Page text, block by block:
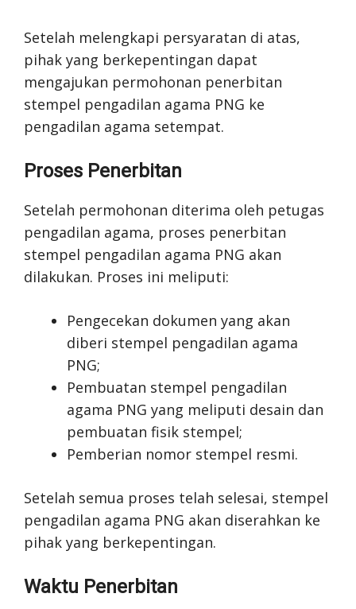
Setelah melengkapi persyaratan di atas,
pihak yang berkepentingan dapat
mengajukan permohonan penerbitan
stempel pengadilan agama PNG ke
pengadilan agama setempat.
Proses Penerbitan
Setelah permohonan diterima oleh petugas
pengadilan agama, proses penerbitan
stempel pengadilan agama PNG akan
dilakukan. Proses ini meliputi:
Pengecekan dokumen yang akan
diberi stempel pengadilan agama
PNG;
Pembuatan stempel pengadilan
agama PNG yang meliputi desain dan
pembuatan fisik stempel;
Pemberian nomor stempel resmi.
Setelah semua proses telah selesai, stempel
pengadilan agama PNG akan diserahkan ke
pihak yang berkepentingan.
Waktu Penerbitan